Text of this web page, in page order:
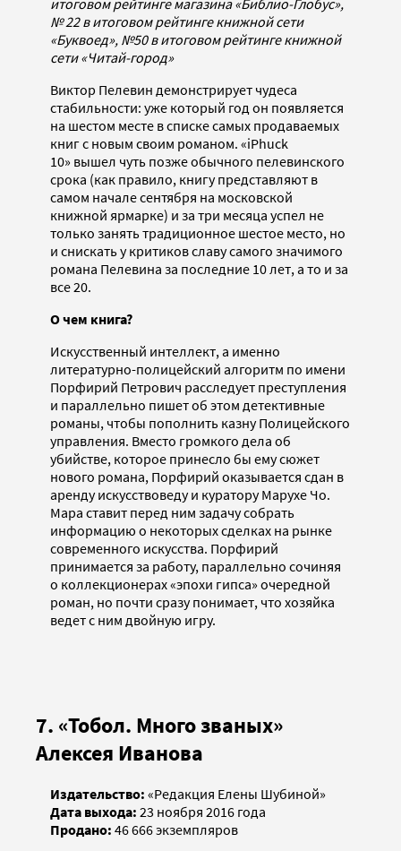
№ 22 в итоговом рейтинге книжной сети
«Буквоед», №50 в итоговом рейтинге книжной
сети «Читай-город»
Виктор Пелевин демонстрирует чудеса
стабильности: уже который год он появляется
на шестом месте в списке самых продаваемых
книг с новым своим романом. «iPhuck
10» вышел чуть позже обычного пелевинского
срока (как правило, книгу представляют в
самом начале сентября на московской
книжной ярмарке) и за три месяца успел не
только занять традиционное шестое место, но
и снискать у критиков славу самого значимого
романа Пелевина за последние 10 лет, а то и за
все 20.
О чем книга?
Искусственный интеллект, а именно
литературно-полицейский алгоритм по имени
Порфирий Петрович расследует преступления
и параллельно пишет об этом детективные
романы, чтобы пополнить казну Полицейского
управления. Вместо громкого дела об
убийстве, которое принесло бы ему сюжет
нового романа, Порфирий оказывается сдан в
аренду искусствоведу и куратору Марухе Чо.
Мара ставит перед ним задачу собрать
информацию о некоторых сделках на рынке
современного искусства. Порфирий
принимается за работу, параллельно сочиняя
о коллекционерах «эпохи гипса» очередной
роман, но почти сразу понимает, что хозяйка
ведет с ним двойную игру.
7. «Тобол. Много званых»
Алексея Иванова
Издательство: «Редакция Елены Шубиной»
Дата выхода: 23 ноября 2016 года
Продано: 46 666экземпляров